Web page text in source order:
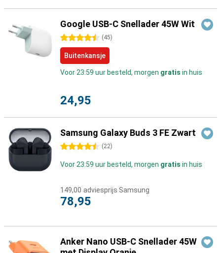
Google USB-C Snellader 45W Wit
4.5 sterren (45)
Buitenkansje
Voor 23:59 uur besteld, morgen gratis in huis
24,95
Samsung Galaxy Buds 3 FE Zwart
4.5 sterren (22)
Voor 23:59 uur besteld, morgen gratis in huis
149,00 adviesprijs Samsung
78,95
Anker Nano USB-C Snellader 45W